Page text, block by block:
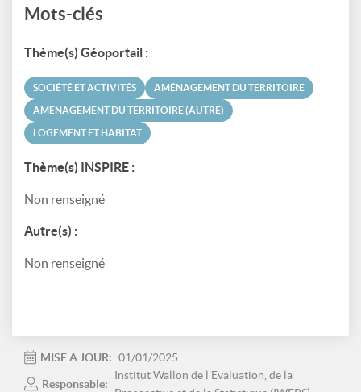
Mots-clés
Thème(s) Géoportail :
SOCIÉTÉ ET ACTIVITÉS AMÉNAGEMENT DU TERRITOIRE
AMÉNAGEMENT DU TERRITOIRE (AUTRE)
LOGEMENT ET HABITAT
Thème(s) INSPIRE :
Non renseigné
Autre(s) :
Non renseigné
MISE À JOUR: 01/01/2025
Responsable:
Institut Wallon de l'Evaluation, de la